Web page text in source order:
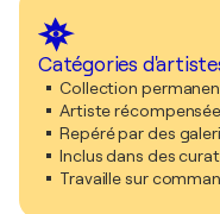
Catégories
Collection
Artiste récompensée
Repéré par des
Inclus dans des
Travaille sur